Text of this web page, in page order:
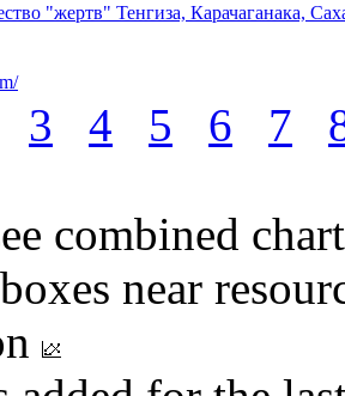
"жертв" Тенгиза, Карачаганака,
3 4 5 6 7
combined
near